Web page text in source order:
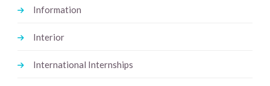
Information
Interior
International Internships